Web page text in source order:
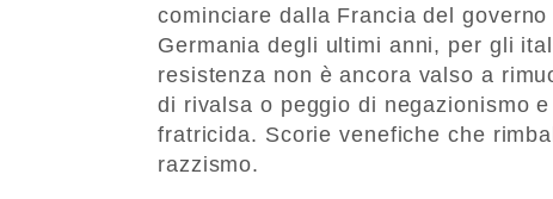
cominciare dalla Francia del
Germania degli ultimi anni, per gli
resistenza non è ancora valso a
di rivalsa o peggio di negazionismo
fratricida. Scorie venefiche che
razzismo.